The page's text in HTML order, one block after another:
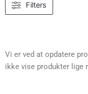
Filters
Vi er ved at opdatere
ikke vise produkter lige